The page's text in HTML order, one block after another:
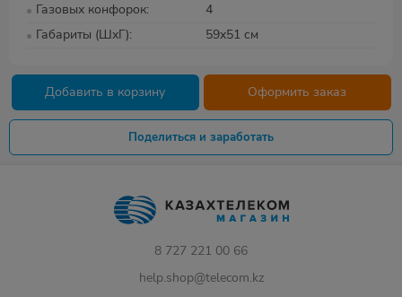
Газовых конфорок
4
Габариты (ШхГ)
59x51 см
Добавить в корзину Оформить заказ
Поделиться и заработать
8 727 221 00 66
help.shop@telecom.kz